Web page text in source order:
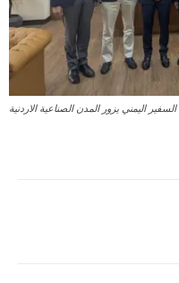
السفير اليمني يزور المدن الصناعية الاردنية